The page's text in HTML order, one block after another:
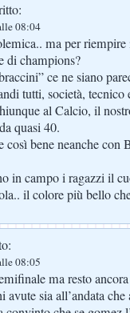
08:04
ma per
di champions?
ce ne siano
tutti, società,
al Calcio, il
quasi 40.
così bene neanche con
in campo i ragazzi il
il colore più bello
08:05
ma resto
avute sia all’andata